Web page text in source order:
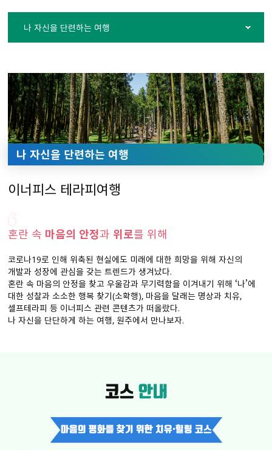
나 자신을 단련하는 여행
나 자신을 단련하는 여행
이너피스 테라피여행
혼란 속 마음의 안정과 위로를 위해
코로나19로 인해 위축된 현실에도 미래에 대한 희망을 위해 자신의
개발과 성장에 관심을 갖는 트렌드가 생겨났다.
혼란 속 마음의 안정을 찾고 우울감과 무기력함을 이겨내기 위해 ‘나’에
대한 성찰과 소소한 행복 찾기(소확행), 마음을 달래는 명상과 치유,
셀프테라피 등 이너피스 관련 콘텐츠가 떠올랐다.
나 자신을 단단하게 하는 여행, 원주에서 만나보자.
코스 안내
마음의 평화를 찾기 위한 치유·힐링 코스